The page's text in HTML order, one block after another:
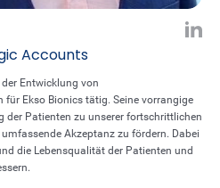
Accounts
Entwicklung von
Ekso Bionics tätig. Seine vorrangige
der Patienten zu unserer fortschrittlichen
Akzeptanz zu fördern. Dabei
die Lebensqualität der Patienten und